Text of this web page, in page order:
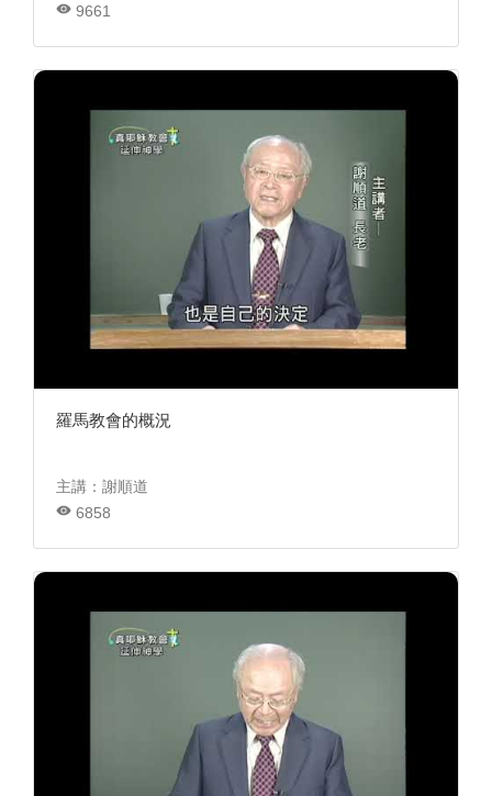
9661
羅馬教會的概況
主講：謝順道
6858